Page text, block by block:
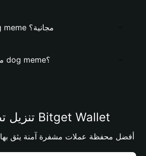
هل محفظة dog meme مجانية؟
ما هي قيمة عملة dog meme؟
تنزيل تطبيق محفظة Bitget Wallet
أفضل محفظة عملات مشفرة آمنة يثق بها 40 مليون مستخدم